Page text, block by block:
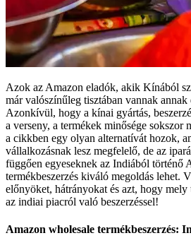
Azok az Amazon eladók, akik Kínából
már valószínűleg tisztában vannak
Azonkívül, hogy a kínai gyártás,
a verseny, a termékek minősége sokszor
a cikkben egy olyan alternatívát hozok,
vállalkozásnak lesz megfelelő, de az
függően egyeseknek az Indiából történő
termékbeszerzés kiváló megoldás lehet.
előnyöket, hátrányokat és azt, hogy mely
az indiai piacról való beszerzéssel!
Amazon wholesale termékbeszerzés: